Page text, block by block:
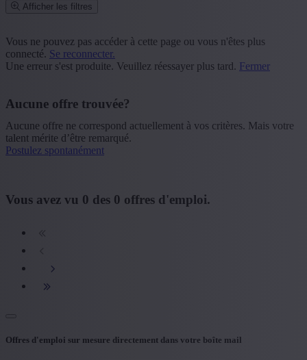
Afficher les filtres
Province
Type de contrat
Vous ne pouvez pas accéder à cette page ou vous n'êtes plus
connecté. Se reconnecter.
Une erreur s'est produite. Veuillez réessayer plus tard. Fermer
Aucune offre trouvée?
Aucune offre ne correspond actuellement à vos critères. Mais votre
talent mérite d’être remarqué.
Postulez spontanément
Vous avez vu 0 des 0 offres d'emploi.
Offres d'emploi sur mesure directement dans votre boîte mail